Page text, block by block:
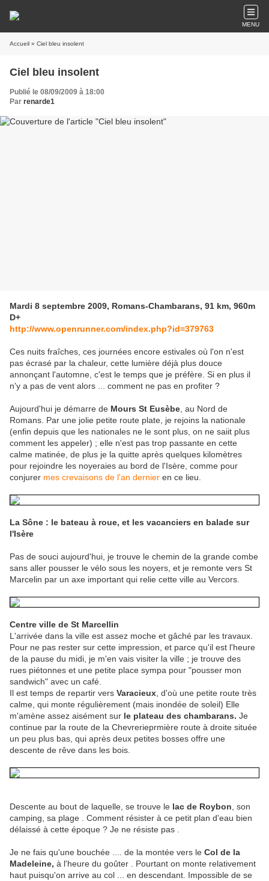
MENU
Accueil » Ciel bleu insolent
Ciel bleu insolent
Publié le 08/09/2009 à 18:00
Par renarde1
Mardi 8 septembre 2009, Romans-Chambarans, 91 km, 960m
D+
http://www.openrunner.com/index.php?id=379763
Ces nuits fraîches, ces journées encore estivales où l'on n'est
pas écrasé par la chaleur, cette lumière déjà plus douce
annonçant l'automne, c'est le temps que je préfère. Si en plus il
n'y a pas de vent alors ... comment ne pas en profiter ?
Aujourd'hui je démarre de Mours St Eusèbe , au Nord de
Romans. Par une jolie petite route plate, je rejoins la nationale
(enfin depuis que les nationales ne le sont plus, on ne saiit plus
comment les appeler) ; elle n'est pas trop passante en cette
calme matinée, de plus je la quitte après quelques kilomètres
pour rejoindre les noyeraies au bord de l'Isère, comme pour
conjurer mes crevaisons de l'an dernier en ce lieu.
La Sône : le bateau à roue, et les vacanciers en balade sur
l'Isère
Pas de souci aujourd'hui, je trouve le chemin de la grande combe
sans aller pousser le vélo sous les noyers, et je remonte vers St
Marcelin par un axe important qui relie cette ville au Vercors.
Centre ville de St Marcellin
L'arrivée dans la ville est assez moche et gâché par les travaux.
Pour ne pas rester sur cette impression, et parce qu'il est l'heure
de la pause du midi, je m'en vais visiter la ville ; je trouve des
rues piétonnes et une petite place sympa pour "pousser mon
sandwich" avec un café.
Il est temps de repartir vers Varacieux , d'où une petite route très
calme, qui monte régulièrement (mais inondée de soleil) Elle
m'amène assez aisément sur le plateau des chambarans. Je
continue par la route de la Chevrerieprmière route à droite située
un peu plus bas, qui après deux petites bosses offre une
descente de rêve dans les bois.
Descente au bout de laquelle, se trouve le lac de Roybon , son
camping, sa plage . Comment résister à ce petit plan d'eau bien
délaissé à cette époque ? Je ne résiste pas .
Je ne fais qu'une bouchée .... de la montée vers le Col de la
Madeleine, à l'heure du goûter . Pourtant on monte relativement
haut puisqu'on arrive au col ... en descendant. Impossible de se